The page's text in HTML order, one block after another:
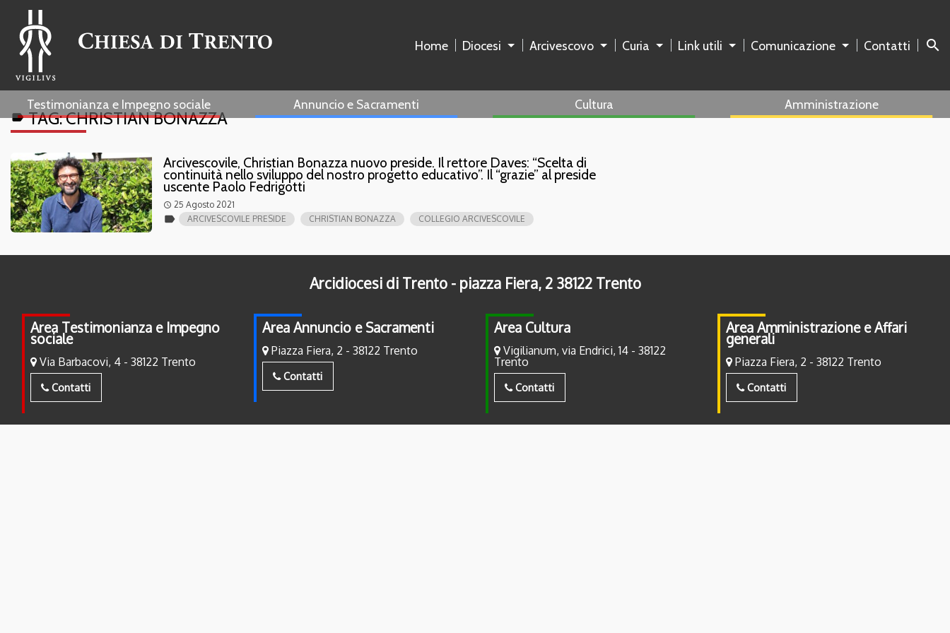
Home Diocesi Arcivescovo Curia Link utili Comunicazione Contatti search
Testimonianza e Impegno sociale Annuncio e Sacramenti Cultura Amministrazione
labelTAG:CHRISTIAN BONAZZA
Arcivescovile, Christian Bonazza nuovo preside. Il rettore Daves: “Scelta di
continuità nello sviluppo del nostro progetto educativo”. Il “grazie” al preside
uscente Paolo Fedrigotti
access_time 25 Agosto 2021
label ARCIVESCOVILE PRESIDE CHRISTIAN BONAZZA COLLEGIO ARCIVESCOVILE
Arcidiocesi di Trento - piazza Fiera, 2 38122 Trento
Area Testimonianza e Impegno
sociale
Via Barbacovi, 4 - 38122 Trento
Contatti
Area Annuncio e Sacramenti
Piazza Fiera, 2 - 38122 Trento
Contatti
Area Cultura
Vigilianum, via Endrici, 14 - 38122
Trento
Contatti
Area Amministrazione e Affari
generali
Piazza Fiera, 2 - 38122 Trento
Contatti